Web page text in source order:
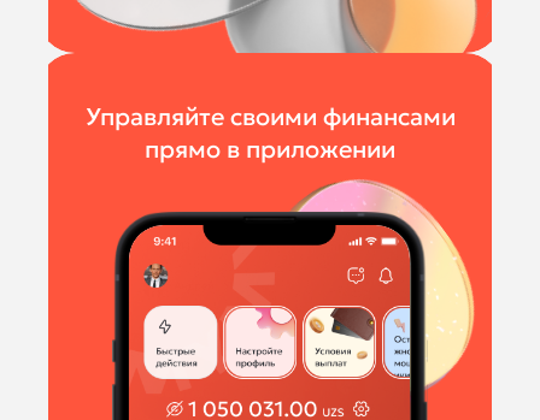
Управляйте своими финансами
прямо в приложении